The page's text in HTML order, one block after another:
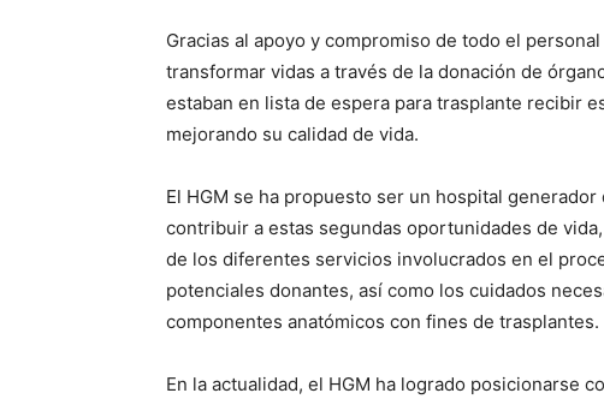
Gracias al apoyo y compromiso de todo el
transformar vidas a través de la donación de
estaban en lista de espera para trasplante recibir
mejorando su calidad de vida.
El HGM se ha propuesto ser un hospital
contribuir a estas segundas oportunidades de
de los diferentes servicios involucrados en el
potenciales donantes, así como los cuidados
componentes anatómicos con fines de trasplantes.
En la actualidad, el HGM ha logrado posicionarse